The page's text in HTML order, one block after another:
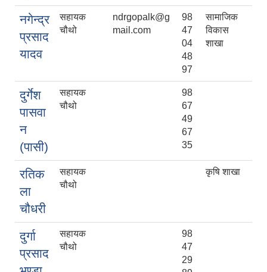
नगेन्द्र
प्रसाद
यादव
सहायक
चौथो
ndrgopalk@g
mail.com
98
47
04
48
97
सामाजिक
विकास
शाखा
दुर्गेश
पासवा
न
(पासी)
सहायक
चौथो
98
67
49
67
35
रतिक
ला
चौधरी
सहायक
चौथो
कृषि शाखा
दुर्गा
प्रसाद
सहायक
चौथो
98
47
29